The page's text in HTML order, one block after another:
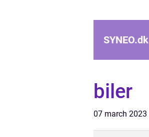
SYNEO.dk
biler
07 march 2023